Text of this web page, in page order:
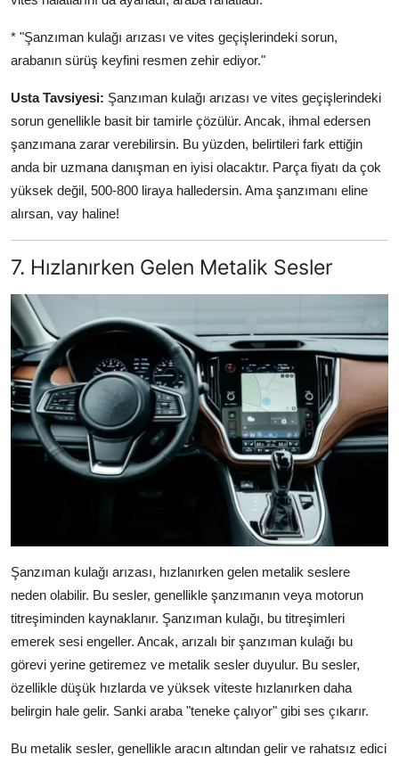
* "Şanzıman kulağı arızası ve vites geçişlerindeki sorun,
arabanın sürüş keyfini resmen zehir ediyor."
Usta Tavsiyesi: Şanzıman kulağı arızası ve vites geçişlerindeki
sorun genellikle basit bir tamirle çözülür. Ancak, ihmal edersen
şanzımana zarar verebilirsin. Bu yüzden, belirtileri fark ettiğin
anda bir uzmana danışman en iyisi olacaktır. Parça fiyatı da çok
yüksek değil, 500-800 liraya halledersin. Ama şanzımanı eline
alırsan, vay haline!
7. Hızlanırken Gelen Metalik Sesler
Şanzıman kulağı arızası, hızlanırken gelen metalik seslere
neden olabilir. Bu sesler, genellikle şanzımanın veya motorun
titreşiminden kaynaklanır. Şanzıman kulağı, bu titreşimleri
emerek sesi engeller. Ancak, arızalı bir şanzıman kulağı bu
görevi yerine getiremez ve metalik sesler duyulur. Bu sesler,
özellikle düşük hızlarda ve yüksek viteste hızlanırken daha
belirgin hale gelir. Sanki araba "teneke çalıyor" gibi ses çıkarır.
Bu metalik sesler, genellikle aracın altından gelir ve rahatsız edici